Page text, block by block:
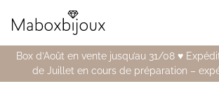
Box d’Août en vente jusqu’au 31/08 ♥️
de Juillet en cours de préparation –